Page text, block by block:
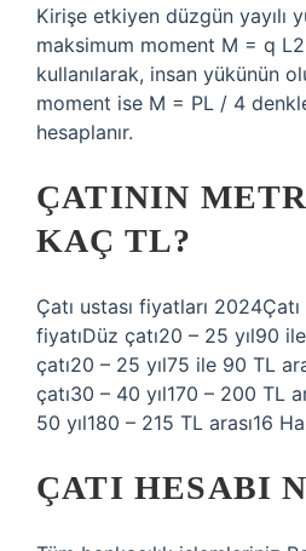
Kirişe etkiyen düzgün yayılı
maksimum moment M = q
kullanılarak, insan yükünün
moment ise M = PL / 4
hesaplanır.
ÇATININ
KAÇ TL?
Çatı ustası fiyatları
fiyatıDüz çatı20 – 25 yıl90
çatı20 – 25 yıl75 ile 90 TL
çatı30 – 40 yıl170 – 200 TL
50 yıl180 – 215 TL arası16
ÇATI HESABI